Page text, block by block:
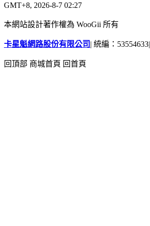
GMT+8, 2026-8-7 02:27
本網站設計著作權為 WooGii 所有
卡星魁網路股份有限公司 | 統編：53554633|
回頂部 商城首頁 回首頁